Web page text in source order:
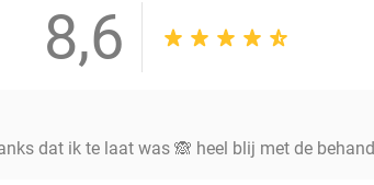
8,6
dat ik te laat was 🙈 heel blij met de